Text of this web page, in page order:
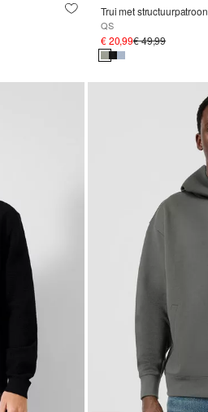
Trui met structuurpatroon
QS
€ 20,99€ 49,99